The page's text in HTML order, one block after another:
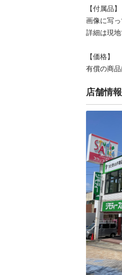
【付属品】
画像に写
詳細は現
【価格】
有償の商
店舗情報